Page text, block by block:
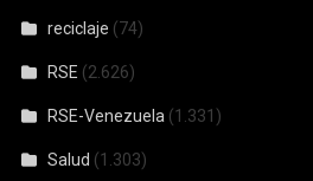
reciclaje (74)
RSE (2.626)
RSE-Venezuela (1.331)
Salud (1.303)